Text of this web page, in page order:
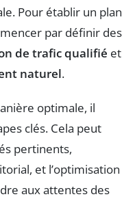
Pour établir un plan
par définir des
de trafic qualifié et
naturel.
optimale, il
clés. Cela peut
pertinents,
et l’optimisation
aux attentes des